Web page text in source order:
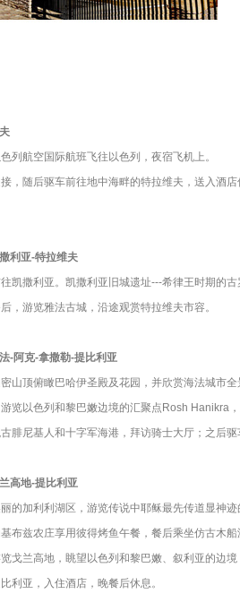
列航空国际航班飞往以色列，夜宿飞机上。
，随后驱车前往地中海畔的特拉维夫，送入酒
利亚-特拉维夫
凯撒利亚。凯撒利亚旧城遗址---希律王时期的
，游览雅法古城，沿途观赏特拉维夫市容。
-阿克-拿撒勒-提比利亚
山顶俯瞰巴哈伊圣殿及花园，并欣赏海法城市全
览以色列和黎巴嫩边境的汇聚点Rosh Hanikra
腓尼基人和十字军海港，拜访骑士大厅；之后
高地-提比利亚
的加利利湖区，游览传说中耶稣最先传道显神
布兹农庄享用彼得烤鱼午餐，餐后乘坐仿古木船
戈兰高地，眺望以色列和黎巴嫩、叙利亚的边
利亚，入住酒店，晚餐后休息。